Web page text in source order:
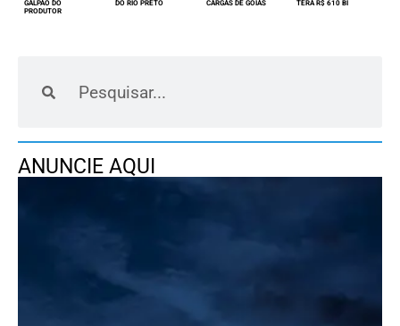
GALPÃO DO
PRODUTOR
DO RIO PRETO CARGAS DE GOIÁS TERÁ R$ 610 BI
ANUNCIE AQUI